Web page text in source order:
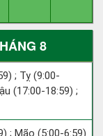
8
; Tỵ (9:00-
(17:00-18:59) ;
; Mão (5:00-6:59)